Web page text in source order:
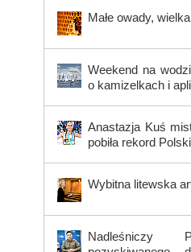
Małe owady,
Weekend na
o kamizelkach i
Anastazja Kuś
pobiła rekord Polski
Wybitna litewska
Nadleśniczy